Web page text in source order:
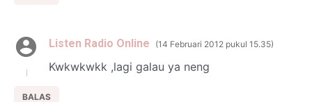
Listen Radio Online 14 Februari 2012 pukul 15.35
Kwkwkwkk ,lagi galau ya neng
BALAS